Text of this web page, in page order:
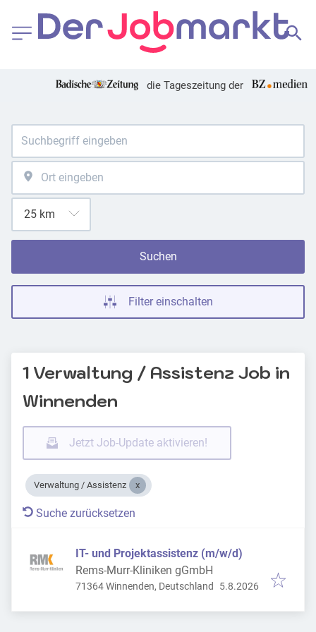
die Tageszeitung der
Suchen
Filter einschalten
1 Verwaltung / Assistenz Job in
Winnenden
Jetzt Job-Update aktivieren!
Verwaltung / Assistenz
Suche zurücksetzen
IT- und Projektassistenz (m/w/d)
Rems-Murr-Kliniken gGmbH
71364 Winnenden, Deutschland Veröffentlicht:
5.8.2026